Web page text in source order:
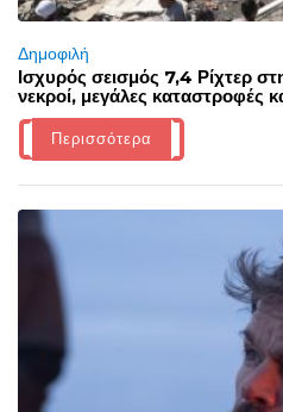
Δημοφιλή
Ισχυρός σεισμός 7,4 Ρίχτερ
νεκροί, μεγάλες καταστροφές
Περισσότερα